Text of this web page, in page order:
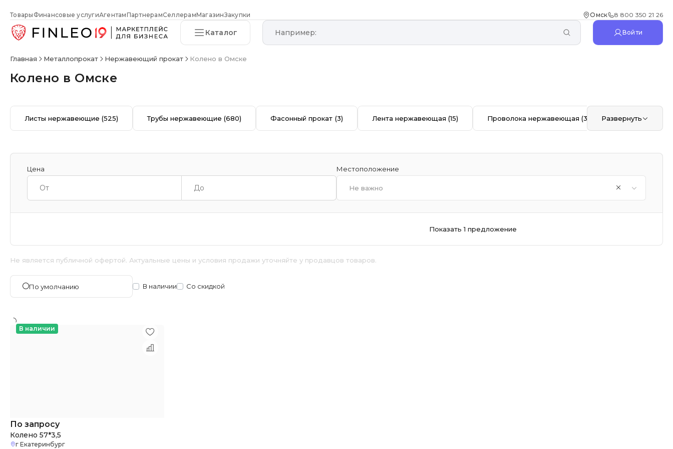
Товары Финансовые услугиАгентамПартнерамСеллерамМагазинЗакупки Омск 8 800 350 21 26
Каталог Войти
Главная Металлопрокат Нержавеющий прокат Колено в Омске
Колено в Омске
Листы нержавеющие(525) Трубы нержавеющие(680) Фасонный прокат (3) Лента нержавеющая (15) Проволока нержавеющая (32) Отвод(44)
Развернуть
Цена Местоположение
Не важно
Показать 1 предложение
Не является публичной офертой. Актуальные цены и условия продажи уточняйте у продавцов товаров.
По умолчанию В наличии Со скидкой
В наличии
По запросу
Колено 57*3,5
г Екатеринбург